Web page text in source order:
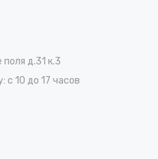
д.31 к.3
с 10 до 17 часов